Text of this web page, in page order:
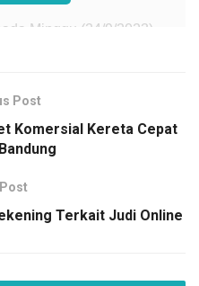
Minggu (24/9/2023),
Bogor, Tantan Sulthon
Post
Komersial Kereta Cepat
Terkait Judi Online